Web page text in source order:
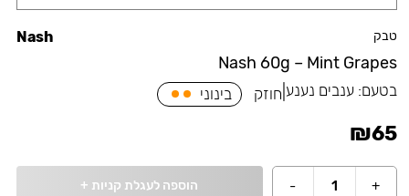
טבק
Nash 60g – Mint Grapes
Nash
בטעם:ענבים נענע חוזק בינוני
₪65
+
1
- הוספה לעגלת קניות +